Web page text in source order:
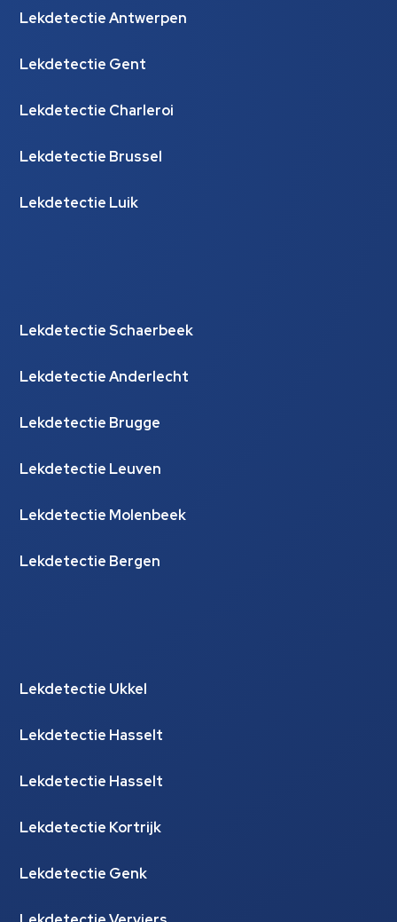
Lekdetectie Antwerpen
Lekdetectie Gent
Lekdetectie Charleroi
Lekdetectie Brussel
Lekdetectie Luik
Lekdetectie Schaerbeek
Lekdetectie Anderlecht
Lekdetectie Brugge
Lekdetectie Leuven
Lekdetectie Molenbeek
Lekdetectie Bergen
Lekdetectie Ukkel
Lekdetectie Hasselt
Lekdetectie Hasselt
Lekdetectie Kortrijk
Lekdetectie Genk